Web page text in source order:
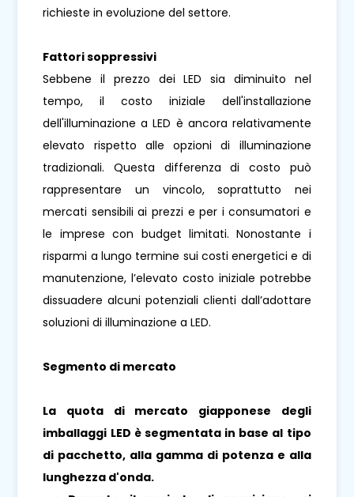
richieste in evoluzione del settore.
Fattori soppressivi
Sebbene il prezzo dei LED sia diminuito nel
tempo, il costo iniziale dell'installazione
dell'illuminazione a LED è ancora relativamente
elevato rispetto alle opzioni di illuminazione
tradizionali. Questa differenza di costo può
rappresentare un vincolo, soprattutto nei
mercati sensibili ai prezzi e per i consumatori e
le imprese con budget limitati. Nonostante i
risparmi a lungo termine sui costi energetici e di
manutenzione, l’elevato costo iniziale potrebbe
dissuadere alcuni potenziali clienti dall’adottare
soluzioni di illuminazione a LED.
Segmento di mercato
La quota di mercato giapponese degli
imballaggi LED è segmentata in base al tipo
di pacchetto, alla gamma di potenza e alla
lunghezza d'onda.